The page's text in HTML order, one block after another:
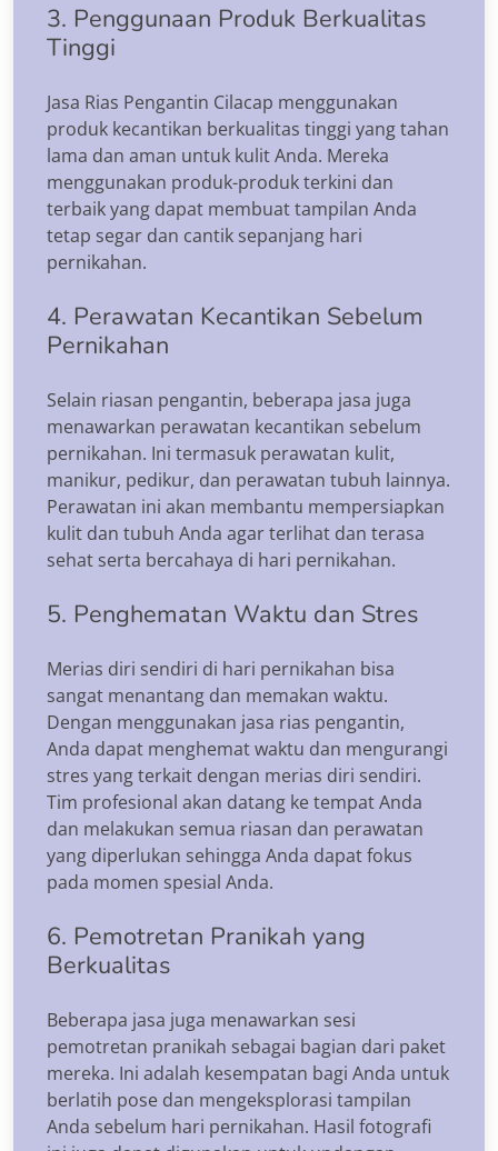
3. Penggunaan Produk Berkualitas
Tinggi
Jasa Rias Pengantin Cilacap menggunakan
produk kecantikan berkualitas tinggi yang tahan
lama dan aman untuk kulit Anda. Mereka
menggunakan produk-produk terkini dan
terbaik yang dapat membuat tampilan Anda
tetap segar dan cantik sepanjang hari
pernikahan.
4. Perawatan Kecantikan Sebelum
Pernikahan
Selain riasan pengantin, beberapa jasa juga
menawarkan perawatan kecantikan sebelum
pernikahan. Ini termasuk perawatan kulit,
manikur, pedikur, dan perawatan tubuh lainnya.
Perawatan ini akan membantu mempersiapkan
kulit dan tubuh Anda agar terlihat dan terasa
sehat serta bercahaya di hari pernikahan.
5. Penghematan Waktu dan Stres
Merias diri sendiri di hari pernikahan bisa
sangat menantang dan memakan waktu.
Dengan menggunakan jasa rias pengantin,
Anda dapat menghemat waktu dan mengurangi
stres yang terkait dengan merias diri sendiri.
Tim profesional akan datang ke tempat Anda
dan melakukan semua riasan dan perawatan
yang diperlukan sehingga Anda dapat fokus
pada momen spesial Anda.
6. Pemotretan Pranikah yang
Berkualitas
Beberapa jasa juga menawarkan sesi
pemotretan pranikah sebagai bagian dari paket
mereka. Ini adalah kesempatan bagi Anda untuk
berlatih pose dan mengeksplorasi tampilan
Anda sebelum hari pernikahan. Hasil fotografi